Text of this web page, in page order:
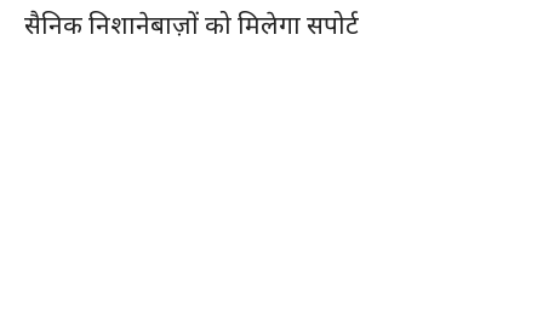
सैनिक निशानेबाज़ों को मिलेगा सपोर्ट